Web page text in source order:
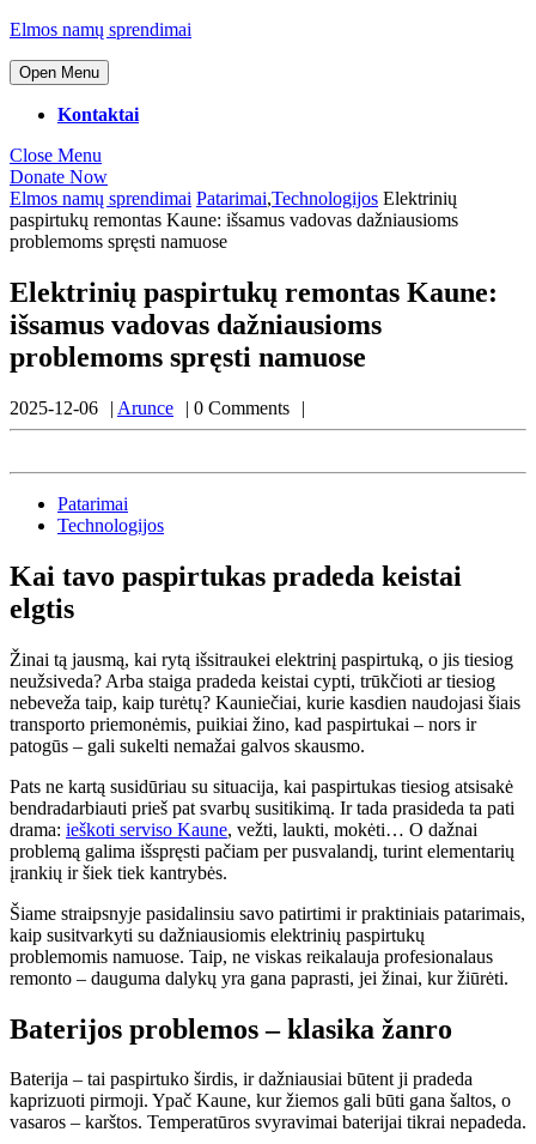
Skip
content
Skip
Elmos namų sprendimai
Open MenuOpen
Menu
Kontaktai
Close Menu
Menu
Donate NowDonate
Now
Elmos namų sprendimai Patarimai,Technologijos Elektrinių
paspirtukų remontas Kaune: išsamus vadovas dažniausioms
problemoms spręsti namuose
Elektrinių paspirtukų remontas Kaune:
išsamus vadovas dažniausioms
problemoms spręsti namuose
2025-12-06 ArunceArunce
0 Comments
Patarimai
Technologijos
Kai tavo paspirtukas pradeda keistai
elgtis
Žinai tą jausmą, kai rytą išsitraukei elektrinį paspirtuką, o jis tiesiog
neužsiveda? Arba staiga pradeda keistai cypti, trūkčioti ar tiesiog
nebeveža taip, kaip turėtų? Kauniečiai, kurie kasdien naudojasi šiais
transporto priemonėmis, puikiai žino, kad paspirtukai – nors ir
patogūs – gali sukelti nemažai galvos skausmo.
Pats ne kartą susidūriau su situacija, kai paspirtukas tiesiog atsisakė
bendradarbiauti prieš pat svarbų susitikimą. Ir tada prasideda ta pati
drama: ieškoti serviso Kaune, vežti, laukti, mokėti… O dažnai
problemą galima išspręsti pačiam per pusvalandį, turint elementarių
įrankių ir šiek tiek kantrybės.
Šiame straipsnyje pasidalinsiu savo patirtimi ir praktiniais patarimais,
kaip susitvarkyti su dažniausiomis elektrinių paspirtukų
problemomis namuose. Taip, ne viskas reikalauja profesionalaus
remonto – dauguma dalykų yra gana paprasti, jei žinai, kur žiūrėti.
Baterijos problemos – klasika žanro
Baterija – tai paspirtuko širdis, ir dažniausiai būtent ji pradeda
kaprizuoti pirmoji. Ypač Kaune, kur žiemos gali būti gana šaltos, o
vasaros – karštos. Temperatūros svyravimai baterijai tikrai nepadeda.